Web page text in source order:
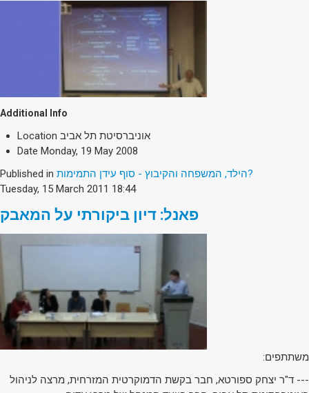
Additional Info
Location אוניברסיטת תל אביב
Date Monday, 19 May 2008
Published in
הילד, המשפחה והקיבוץ - סוף עידן התמימות?
Tuesday, 15 March 2011 18:44
פאנל: דיון ביקורתי על המאבק
משתתפים:
--- ד"ר יצחק ספורטא, חבר בקשת הדמוקרטית המזרחית, מרצה לניהול